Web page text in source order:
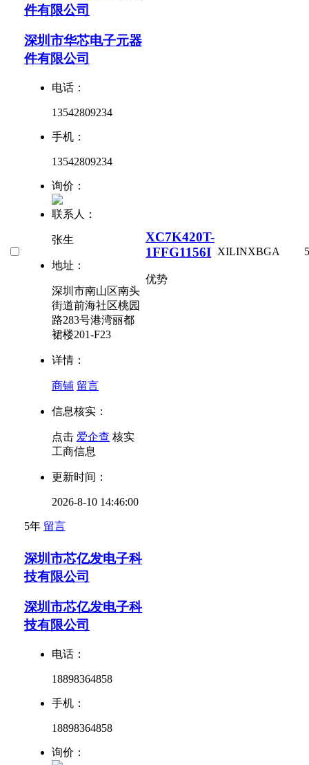
件有限公司
深圳市华芯电子元器
件有限公司
电话：
13542809234
手机：
13542809234
询价：
联系人：
张生
地址：
深圳市南山区南头
街道前海社区桃园
路283号港湾丽都
裙楼201-F23
详情：
商铺 留言
信息核实：
点击 爱企查 核实
工商信息
更新时间：
2026-8-10 14:46:00
5年 留言
XC7K420T-
1FFG1156I
优势
XILINXBGA
深圳市芯亿发电子科
技有限公司
深圳市芯亿发电子科
技有限公司
电话：
18898364858
手机：
18898364858
询价：